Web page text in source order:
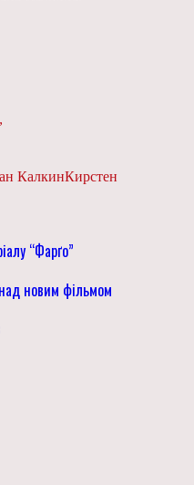
КалкинКирстен
“Фарґо”
новим фільмом